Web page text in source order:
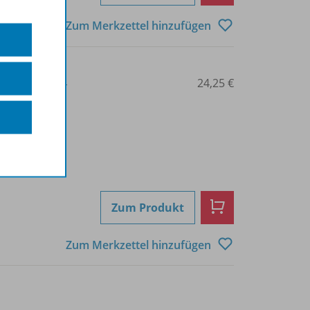
Zum Merkzettel hinzufügen
507-36299-4 24,25 €
Zum Produkt
Zum Merkzettel hinzufügen